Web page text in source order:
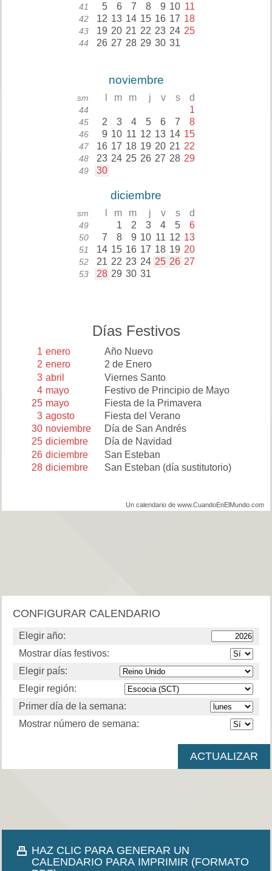
41 5 6 7 8 9 10 11
42 12 13 14 15 16 17 18
43 19 20 21 22 23 24 25
44 26 27 28 29 30 31
noviembre
sm m m j v s d
44 1
45 2 3 4 5 6 7 8
46 9 10 11 12 13 14 15
47 16 17 18 19 20 21 22
48 23 24 25 26 27 28 29
49 30
diciembre
sm m m j v s d
49 1 2 3 4 5 6
50 7 8 9 10 11 12 13
51 14 15 16 17 18 19 20
52 21 22 23 24 25 26 27
53 28 29 30 31
Días Festivos
1 enero
Año Nuevo
2 enero
2 de Enero
3 abril
Viernes Santo
4 mayo
Festivo de Principio de Mayo
25 mayo
Fiesta de la Primavera
3 agosto
Fiesta del Verano
30 noviembre
Día de San Andrés
25 diciembre
Día de Navidad
26 diciembre
San Esteban
28 diciembre San Esteban (día sustitutorio)
Un calendario de www.CuandoEnElMundo.com
CONFIGURAR CALENDARIO
Elegir año:
Mostrar días festivos:
Elegir país:
Elegir región:
Primer día de la semana:
Mostrar número de semana:
HAZ CLIC PARA GENERAR UN
CALENDARIO PARA IMPRIMIR (FORMATO